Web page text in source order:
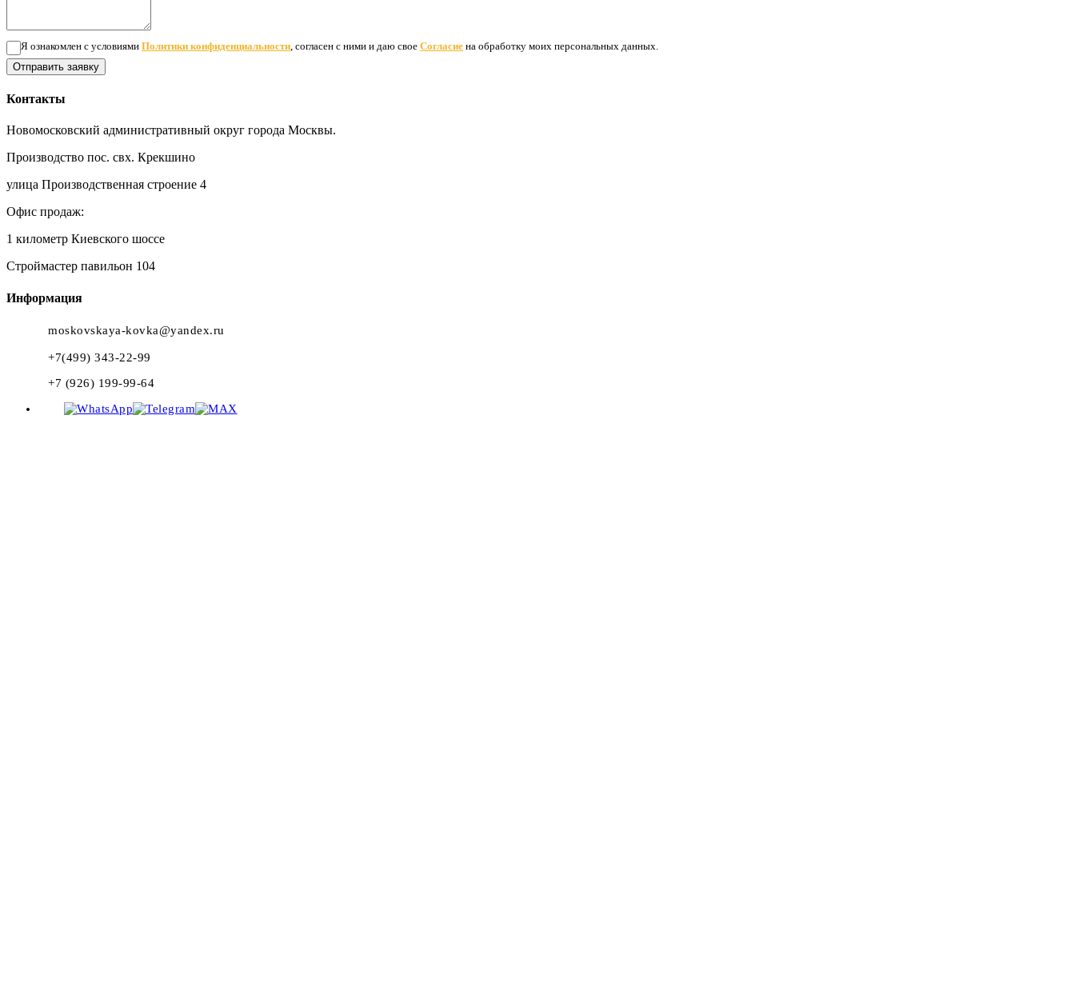
Я ознакомлен с условиями Политики конфиденциальности , согласен с ними и даю свое Согласие на обработку моих персональных данных.
Отправить заявку
Контакты
Новомосковский административный округ города Москвы.
Производство пос. свх. Крекшино
улица Производственная строение 4
Офис продаж:
1 километр Киевского шоссе
Строймастер павильон 104
Информация
moskovskaya-kovka@yandex.ru
+7(499) 343-22-99
+7 (926) 199-99-64